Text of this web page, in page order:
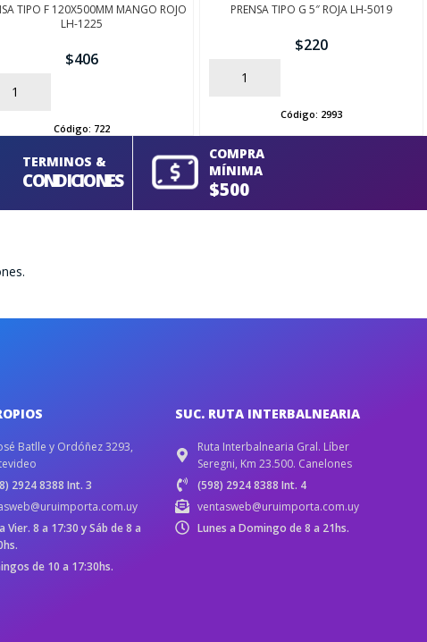
TIPO F 120X500MM MANGO ROJO
LH-1225
$406
Código: 722
PRENSA TIPO G 5″ ROJA LH-5019
$220
AÑADIR
Código: 2993
TERMINOS &
CONDICIONES
COMPRA
MÍNIMA
$500
Batlle y Ordóñez 3293,
2924 8388 Int. 3
Vier. 8 a 17:30 y Sáb de 8 a
de 10 a 17:30hs.
SUC. RUTA INTERBALNEARIA
Ruta Interbalnearia Gral. Líber
Seregni, Km 23.500. Canelones
(598) 2924 8388 Int. 4
ventasweb@uruimporta.com.uy
Lunes a Domingo de 8 a 21hs.